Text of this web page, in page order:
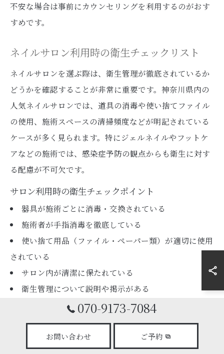
不安な場合は事前にカウンセリングを利用するのがおす
すめです。
ネイルサロン利用時の衛生チェックリスト
ネイルサロンを選ぶ際は、衛生管理が徹底されているか
どうかを確認することが非常に重要です。神奈川県内の
人気ネイルサロンでは、道具の消毒や使い捨てファイル
の使用、施術スペースの清掃頻度などが明記されている
ケースが多く見られます。特にジェルネイルやフットケ
アなどの施術では、感染症予防の観点からも衛生に対す
る配慮が不可欠です。
サロン利用時の衛生チェックポイント
器具が施術ごとに消毒・交換されている
施術者が手指消毒を徹底している
使い捨て用品（ファイル・ペーパー類）が適切に使用
されている
サロン内が清潔に保たれている
衛生管理について説明や掲示がある
これらのポイントを事前にチェックすることで、安心し
てネイルを楽しむことができます。不明点があれば、カ
ウンセリング時に質問してみるのも良いでしょう。
070-9173-7084
お問い合わせ ご予約